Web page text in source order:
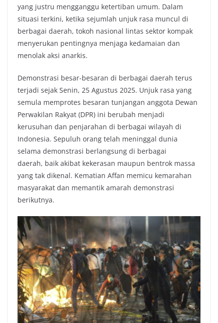
yang justru mengganggu ketertiban umum. Dalam
situasi terkini, ketika sejumlah unjuk rasa muncul di
berbagai daerah, tokoh nasional lintas sektor kompak
menyerukan pentingnya menjaga kedamaian dan
menolak aksi anarkis.
Demonstrasi besar-besaran di berbagai daerah terus
terjadi sejak Senin, 25 Agustus 2025. Unjuk rasa yang
semula memprotes besaran tunjangan anggota Dewan
Perwakilan Rakyat (DPR) ini berubah menjadi
kerusuhan dan penjarahan di berbagai wilayah di
Indonesia. Sepuluh orang telah meninggal dunia
selama demonstrasi berlangsung di berbagai
daerah, baik akibat kekerasan maupun bentrok massa
yang tak dikenal. Kematian Affan memicu kemarahan
masyarakat dan memantik amarah demonstrasi
berikutnya.